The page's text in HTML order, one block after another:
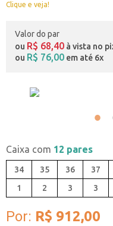
Clique e veja!
Valor do par
ou R$ 68,40 à vista no
ou R$ 76,00 em até 6x
Caixa com 12 pares
34 35 36 37
1
2 3 3
Por: R$ 912,00